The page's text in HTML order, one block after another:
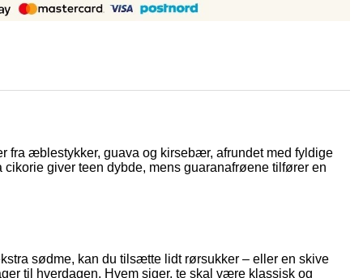
fra æblestykker, guava og kirsebær, afrundet med fyldige
giver teen dybde, mens guaranafrøene tilfører en
sødme, kan du tilsætte lidt rørsukker – eller en skive
til hverdagen. Hvem siger, te skal være klassisk og